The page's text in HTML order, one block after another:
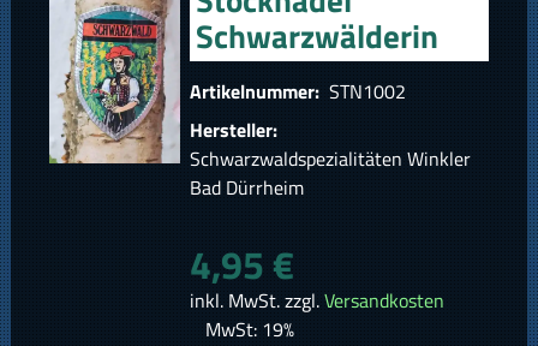
Schwarzwälderin
Artikelnummer: STN1002
Hersteller:
Schwarzwaldspezialitäten Winkler
Bad Dürrheim
4,95 €
inkl. MwSt. zzgl.Versandkosten
MwSt: 19%